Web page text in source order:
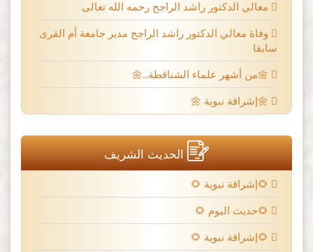
معالي الدكتور راشد الراجح رحمه الله تعالى
وفاة معالي الدكتور راشد الراجح مدير جامعة أم القرى
سابقا
🌼من أشهر علماء الشناقطة..🌼
🌼إشراقة نبوية 🌼
الحديث الشريف
🌻إشراقة نبوية 🌻
🌻حديث اليوم 🌻
🌻إشراقة نبوية 🌻